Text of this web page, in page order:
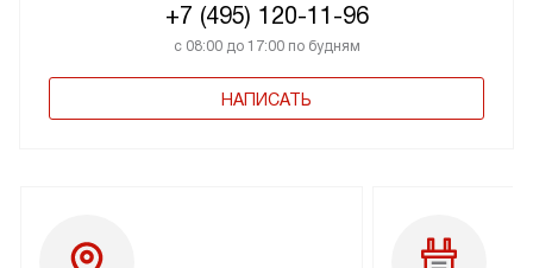
+7 (495) 120-11-96
с 08:00 до 17:00 по будням
НАПИСАТЬ